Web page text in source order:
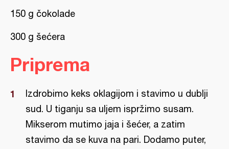
150 g čokolade
300 g šećera
Priprema
Izdrobimo keks oklagijom i stavimo u dublji
sud. U tiganju sa uljem ispržimo susam.
Mikserom mutimo jaja i šećer, a zatim
stavimo da se kuva na pari. Dodamo puter,